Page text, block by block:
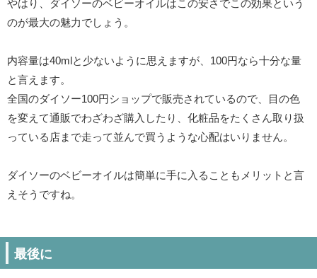
やはり、ダイソーのベビーオイルはこの安さでこの効果という
のが最大の魅力でしょう。
内容量は40mlと少ないように思えますが、100円なら十分な量
と言えます。
全国のダイソー100円ショップで販売されているので、目の色
を変えて通販でわざわざ購入したり、化粧品をたくさん取り扱
っている店まで走って並んで買うような心配はいりません。
ダイソーのベビーオイルは簡単に手に入ることもメリットと言
えそうですね。
最後に